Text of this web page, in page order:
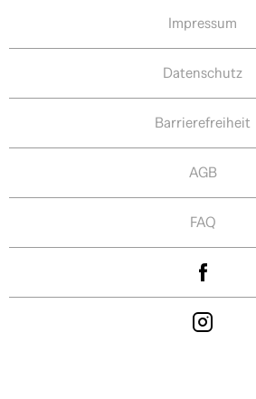
Impressum
Datenschutz
Barrierefreiheit
AGB
FAQ